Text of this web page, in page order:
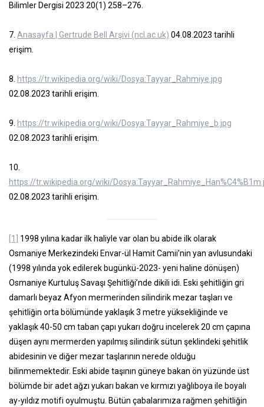
Bilimler Dergisi 2023 20(1) 258–276.
7. Anasayfa | Gertrude Bell Arşivi (ncl.ac.uk) 04.08.2023 tarihli
erişim.
8. https://tr.wikipedia.org/wiki/Dosya:Tayyar_Rahmiye.jpg
02.08.2023 tarihli erişim.
9. https://tr.wikipedia.org/wiki/Dosya:Tayyar_Rahmiye_b.jpg
02.08.2023 tarihli erişim.
10.
https://tr.wikipedia.org/wiki/
02.08.2023 tarihli erişim.
[1]
1998 yılına kadar ilk haliyle var olan bu abide ilk olarak
Osmaniye Merkezindeki Envar-ül Hamit Camii’nin yan avlusundaki
(1998 yılında yok edilerek bugünkü-2023- yeni haline dönüşen)
Osmaniye Kurtuluş Savaşı Şehitliği’nde dikili idi. Eski şehitliğin gri
damarlı beyaz Afyon mermerinden silindirik mezar taşları ve
şehitliğin orta bölümünde yaklaşık 3 metre yüksekliğinde ve
yaklaşık 40-50 cm taban çapı yukarı doğru incelerek 20 cm çapına
düşen aynı mermerden yapılmış silindirik sütun şeklindeki şehitlik
abidesinin ve diğer mezar taşlarının nerede olduğu
bilinmemektedir. Eski abide taşının güneye bakan ön yüzünde üst
bölümde bir adet ağzı yukarı bakan ve kırmızı yağlıboya ile boyalı
ay-yıldız motifi oyulmuştu. Bütün çabalarımıza rağmen şehitliğin